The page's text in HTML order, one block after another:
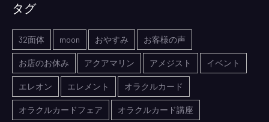
タグ
32面体 moon おやすみ お客様の声
お店のお休み アクアマリン アメジスト イベント
エレオン エレメント オラクルカード
オラクルカードフェア オラクルカード講座